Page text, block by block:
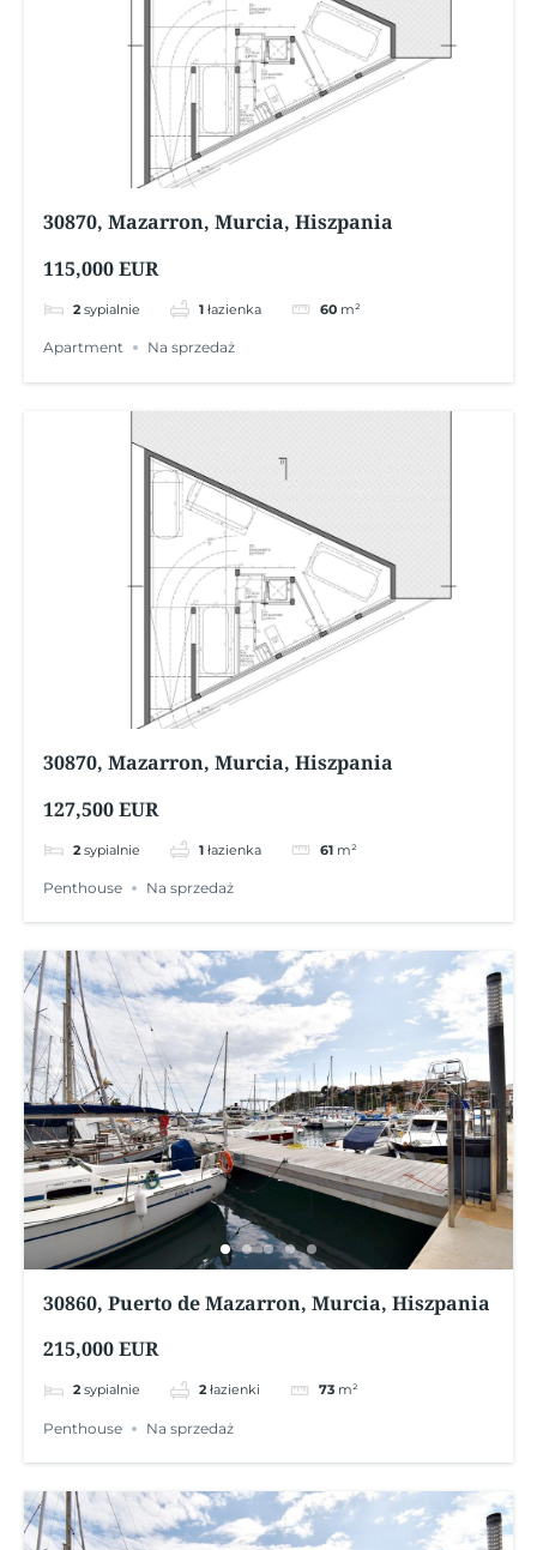
30870, Mazarron, Murcia, Hiszpania
115,000 EUR
2 sypialnie 1 łazienka 60 m²
Apartment Na sprzedaż
30870, Mazarron, Murcia, Hiszpania
127,500 EUR
2 sypialnie 1 łazienka 61 m²
Penthouse Na sprzedaż
30860, Puerto de Mazarron, Murcia, Hiszpania
215,000 EUR
2 sypialnie 2 łazienki 73 m²
Penthouse Na sprzedaż